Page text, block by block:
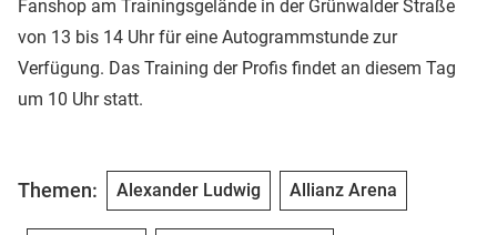
Fanshop am Trainingsgelände in der Grünwalder Straße
von 13 bis 14 Uhr für eine Autogrammstunde zur
Verfügung. Das Training der Profis findet an diesem Tag
um 10 Uhr statt.
Themen: Alexander Ludwig Allianz Arena